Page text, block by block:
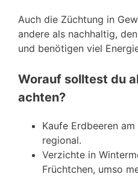
Auch die Züchtung in
andere als nachhaltig,
und benötigen viel
Worauf solltest du
achten?
Kaufe Erdbeeren
regional.
Verzichte in
Früchtchen, umso